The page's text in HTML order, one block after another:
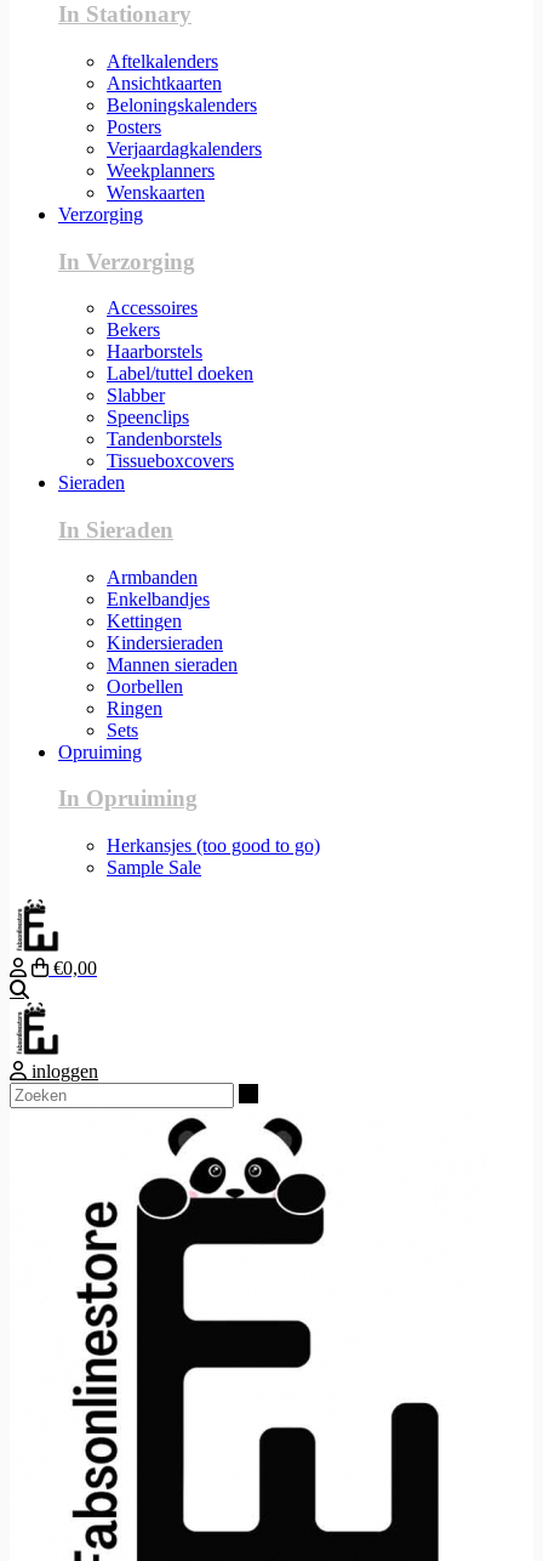
In Stationary
Aftelkalenders
Ansichtkaarten
Beloningskalenders
Posters
Verjaardagkalenders
Weekplanners
Wenskaarten
Verzorging
In Verzorging
Accessoires
Bekers
Haarborstels
Label/tuttel doeken
Slabber
Speenclips
Tandenborstels
Tissueboxcovers
Sieraden
In Sieraden
Armbanden
Enkelbandjes
Kettingen
Kindersieraden
Mannen sieraden
Oorbellen
Ringen
Sets
Opruiming
In Opruiming
Herkansjes (too good to go)
Sample Sale
€0,00
inloggen